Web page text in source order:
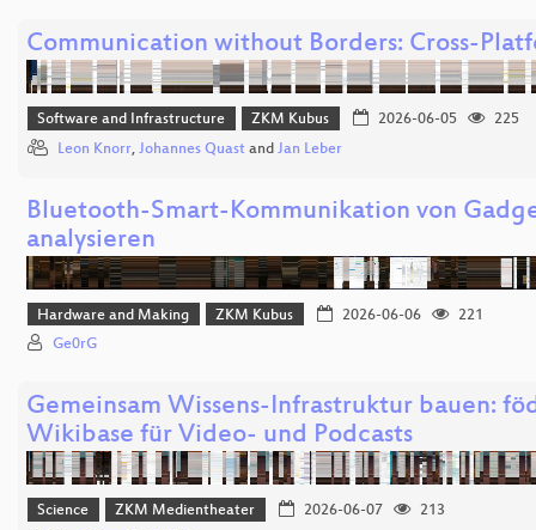
Communication without Borders: Cross-
Software and Infrastructure ZKM Kubus 2026-06-05
225
Leon Knorr, Johannes Quast and Jan Leber
Bluetooth-Smart-Kommunikation von
analysieren
Hardware and Making ZKM Kubus 2026-06-06
221
Ge0rG
Gemeinsam Wissens-Infrastruktur bauen:
Wikibase für Video- und Podcasts
Science ZKM Medientheater 2026-06-07
213